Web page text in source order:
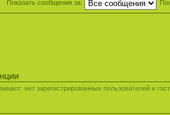
Показать сообщения за:
нет зарегистрированных пользователей и